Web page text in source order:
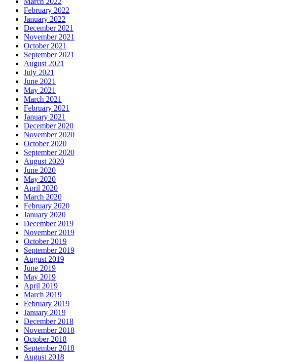
February 2022
January 2022
December 2021
November 2021
October 2021
September 2021
August 2021
July 2021
June 2021
May 2021
March 2021
February 2021
January 2021
December 2020
November 2020
October 2020
September 2020
August 2020
June 2020
May 2020
April 2020
March 2020
February 2020
January 2020
December 2019
November 2019
October 2019
September 2019
August 2019
June 2019
May 2019
April 2019
March 2019
February 2019
January 2019
December 2018
November 2018
October 2018
September 2018
August 2018